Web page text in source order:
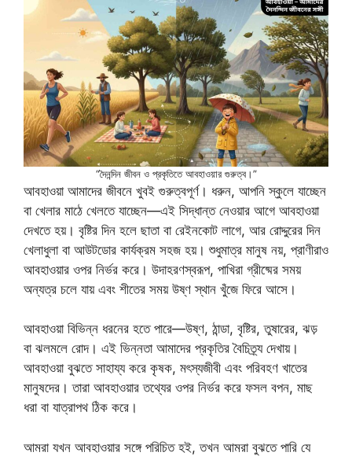
“দৈনন্দিন জীবন ও প্রকৃতিতে আবহাওয়ার গুরুত্ব।”
আবহাওয়া আমাদের জীবনে খুবই গুরুত্বপূর্ণ। ধরুন, আপনি স্কুলে যাচ্ছেন
বা খেলার মাঠে খেলতে যাচ্ছেন—এই সিদ্ধান্ত নেওয়ার আগে আবহাওয়া
দেখতে হয়। বৃষ্টির দিন হলে ছাতা বা রেইনকোট লাগে, আর রোদ্দুরের দিন
খেলাধুলা বা আউটডোর কার্যক্রম সহজ হয়। শুধুমাত্র মানুষ নয়, প্রাণীরাও
আবহাওয়ার ওপর নির্ভর করে। উদাহরণস্বরূপ, পাখিরা গ্রীষ্মের সময়
অন্যত্র চলে যায় এবং শীতের সময় উষ্ণ স্থান খুঁজে ফিরে আসে।
আবহাওয়া বিভিন্ন ধরনের হতে পারে—উষ্ণ, ঠান্ডা, বৃষ্টির, তুষারের, ঝড়
বা ঝলমলে রোদ। এই ভিন্নতা আমাদের প্রকৃতির বৈচিত্র্য দেখায়।
আবহাওয়া বুঝতে সাহায্য করে কৃষক, মৎস্যজীবী এবং পরিবহণ খাতের
মানুষদের। তারা আবহাওয়ার তথ্যের ওপর নির্ভর করে ফসল বপন, মাছ
ধরা বা যাত্রাপথ ঠিক করে।
আমরা যখন আবহাওয়ার সঙ্গে পরিচিত হই, তখন আমরা বুঝতে পারি যে